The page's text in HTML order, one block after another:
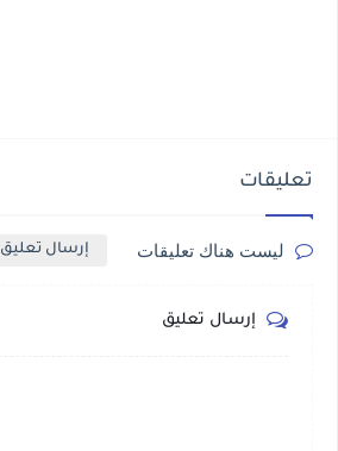
تعليقات
ليست هناك تعليقات إرسال تعليق
إرسال تعليق